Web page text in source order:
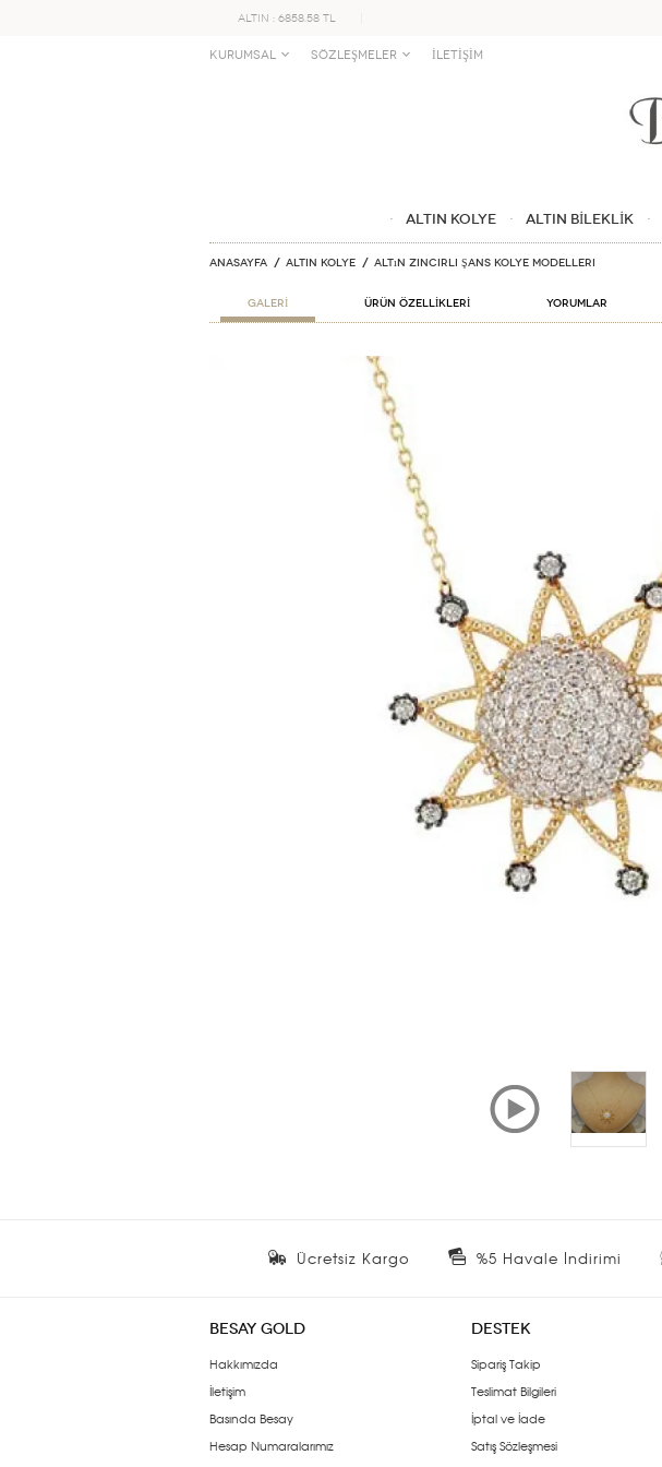
ALTIN : 6858.58 TL
KURUMSAL SÖZLEŞMELER İLETİŞİM
ALTIN KOLYE ALTIN BİLEKLİK
Anasayfa ALTIN KOLYE Altın Zincirli Şans Kolye Modelleri
GALERİ ÜRÜN ÖZELLİKLERİ Yorumlar
Ücretsiz Kargo %5 Havale İndirimi
BESAY GOLD
Hakkımızda
İletişim
Basında Besay
Hesap Numaralarımız
DESTEK
Sipariş Takip
Teslimat Bilgileri
İptal ve İade
Satış Sözleşmesi